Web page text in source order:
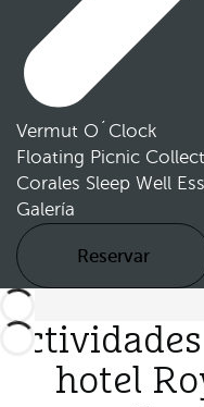
Vermut O´Clock
Floating Picnic
Corales Sleep Well
Galería
Reservar
hotel